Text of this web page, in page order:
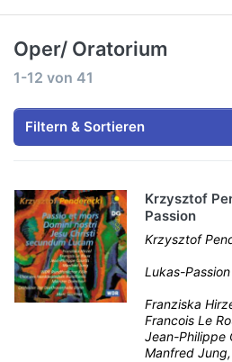
Oper/ Oratorium
1-12 von 41
Filtern & Sortieren
Krzysztof
Passion
Krzysztof
Lukas-Passion
Franziska
Francois Le
Jean-Philippe
Manfred Jung,